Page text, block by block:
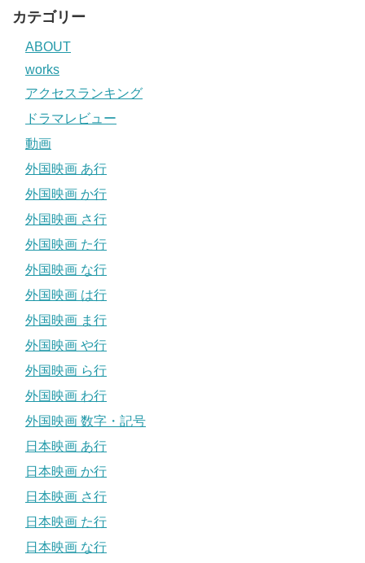
カテゴリー
ABOUT
works
アクセスランキング
ドラマレビュー
動画
外国映画 あ行
外国映画 か行
外国映画 さ行
外国映画 た行
外国映画 な行
外国映画 は行
外国映画 ま行
外国映画 や行
外国映画 ら行
外国映画 わ行
外国映画 数字・記号
日本映画 あ行
日本映画 か行
日本映画 さ行
日本映画 た行
日本映画 な行